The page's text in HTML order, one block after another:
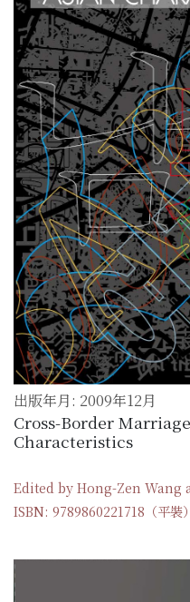
出版年月: 2009年12月
Cross-Border
Characteristics
Edited by Hong-Zen
ISBN: 9789860221718（平裝